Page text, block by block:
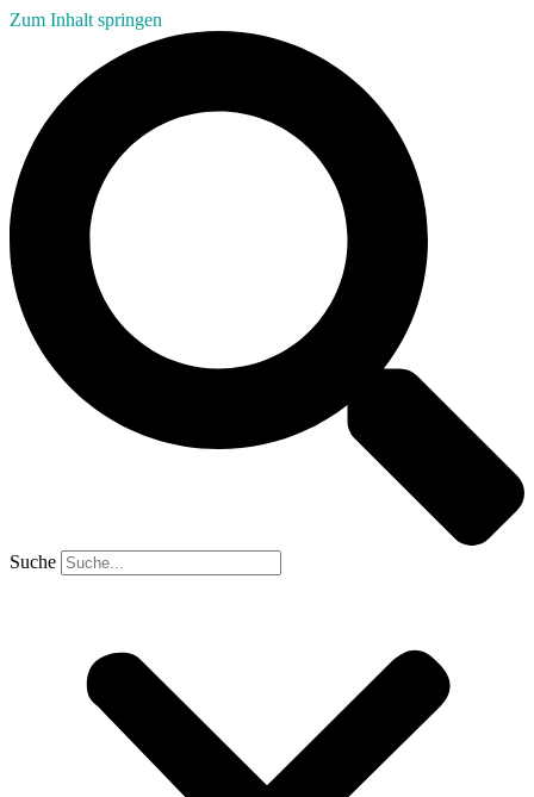
Zum Inhalt springen
Suche